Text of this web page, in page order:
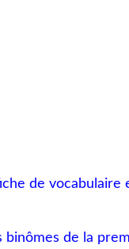
de vocabulaire
binômes de la